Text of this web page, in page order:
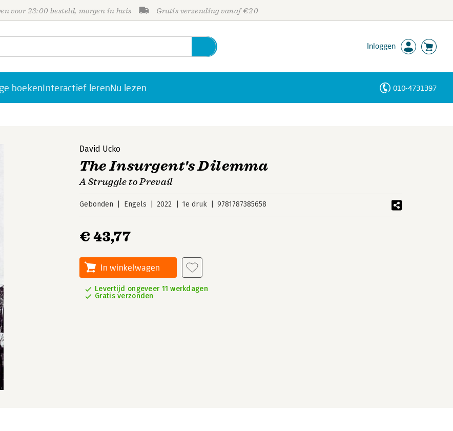
voor 23:00 besteld, morgen in huis Gratis verzending vanaf €20
Inloggen
boekenInteractief lerenNu lezen 010-4731397
David Ucko
The Insurgent's Dilemma
A Struggle to Prevail
Gebonden Engels 2022 1e druk 9781787385658
€ 43,77
In winkelwagen
Levertijd ongeveer 11 werkdagen
Gratis verzonden
Personen